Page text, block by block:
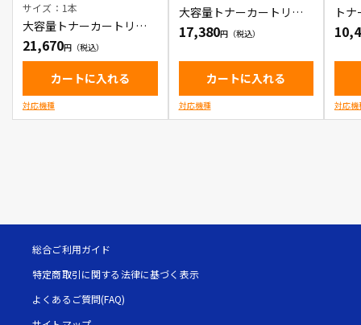
サイズ：1本
大容量トナーカートリッ
ジ
21,670
カートに入れる
対応機種
大容量トナーカートリッ
ジ
17,380
カートに入れる
対応機種
ト
対応機
総合ご利用ガイド
特定商取引に関する法律に基づく表示
よくあるご質問(FAQ)